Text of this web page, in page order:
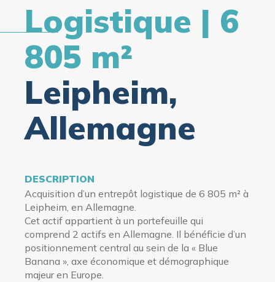
Logistique | 6
805 m²
Leipheim,
Allemagne
DESCRIPTION
Acquisition d’un entrepôt logistique de 6 805 m² à
Leipheim, en Allemagne.
Cet actifappartient à un portefeuille qui
comprend 2 actifs en Allemagne. Il bénéficie d’un
positionnement central au sein de la « Blue
Banana », axe économique et démographique
majeur en Europe.